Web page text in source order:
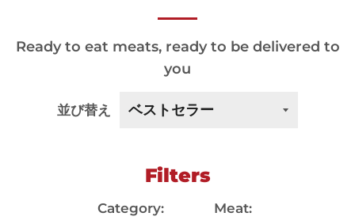
Ready to eat meats, ready to be delivered to
you
並び替え
Filters
Category: Meat: